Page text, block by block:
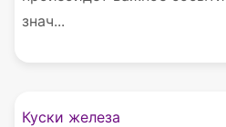
знач...
Куски железа